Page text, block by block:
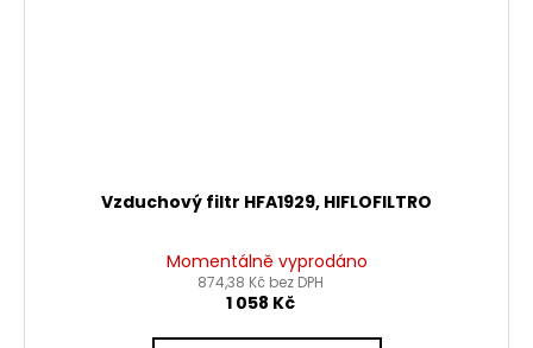
Vzduchový filtr HFA1929, HIFLOFILTRO
Momentálně vyprodáno
874,38 Kč bez DPH
1 058 Kč